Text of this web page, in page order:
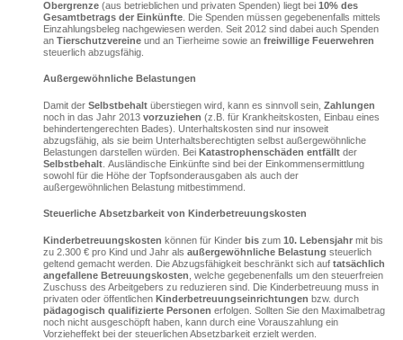
Obergrenze(aus betrieblichen und privaten Spenden) liegt bei 10% des
Gesamtbetrags der Einkünfte. Die Spenden müssen gegebenenfalls mittels
Einzahlungsbeleg nachgewiesen werden. Seit 2012 sind dabei auch Spenden
an Tierschutzvereineund an Tierheime sowie an freiwillige Feuerwehren
steuerlich abzugsfähig.
Außergewöhnliche Belastungen
Damit der Selbstbehaltüberstiegen wird, kann es sinnvoll sein, Zahlungen
noch in das Jahr 2013 vorzuziehen (z.B. für Krankheitskosten, Einbau eines
behindertengerechten Bades). Unterhaltskosten sind nur insoweit
abzugsfähig, als sie beim Unterhaltsberechtigten selbst außergewöhnliche
Belastungen darstellen würden. Bei Katastrophenschäden entfälltder
Selbstbehalt. Ausländische Einkünfte sind bei der Einkommensermittlung
sowohl für die Höhe der Topfsonderausgaben als auch der
außergewöhnlichen Belastung mitbestimmend.
Steuerliche Absetzbarkeit von Kinderbetreuungskosten
Kinderbetreuungskosten können für Kinder biszum 10. Lebensjahrmit bis
zu 2.300 € pro Kind und Jahr als außergewöhnliche Belastung steuerlich
geltend gemacht werden. Die Abzugsfähigkeit beschränkt sich auf tatsächlich
angefallene Betreuungskosten , welche gegebenenfalls um den steuerfreien
Zuschuss des Arbeitgebers zu reduzieren sind. Die Kinderbetreuung muss in
privaten oder öffentlichen Kinderbetreuungseinrichtungen bzw. durch
pädagogisch qualifizierte Personen erfolgen. Sollten Sie den Maximalbetrag
noch nicht ausgeschöpft haben, kann durch eine Vorauszahlung ein
Vorzieheffekt bei der steuerlichen Absetzbarkeit erzielt werden.